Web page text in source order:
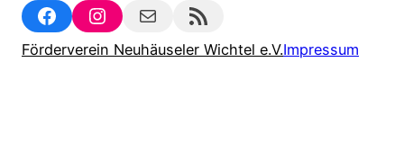
FacebookInstagram
Mail RSS Feed
Förderverein Neuhäuseler Wichtel e.V.Impressum